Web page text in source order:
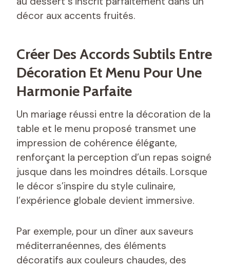
décor aux accents fruités.
Créer Des Accords Subtils Entre
Décoration Et Menu Pour Une
Harmonie Parfaite
Un mariage réussi entre la décoration de la
table et le menu proposé transmet une
impression de cohérence élégante,
renforçant la perception d’un repas soigné
jusque dans les moindres détails. Lorsque
le décor s’inspire du style culinaire,
l’expérience globale devient immersive.
Par exemple, pour un dîner aux saveurs
méditerranéennes, des éléments
décoratifs aux couleurs chaudes, des